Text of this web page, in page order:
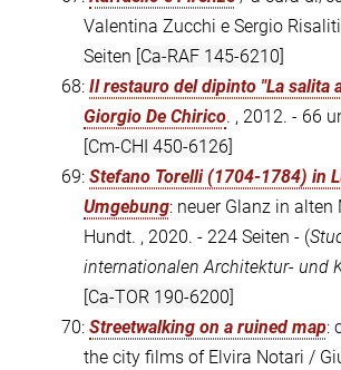
Valentina Zucchi e Sergio
Seiten [Ca-RAF 145-6210]
68: Il restauro del dipinto "La salita
Giorgio De Chirico. , 2012. - 66
[Cm-CHI 450-6126]
69: Stefano Torelli (1704-1784) in
Umgebung: neuer Glanz in alten
Hundt. , 2020. - 224 Seiten - (
internationalen Architektur- und
[Ca-TOR 190-6200]
70: Streetwalking on a ruined map:
the city films of Elvira Notari /